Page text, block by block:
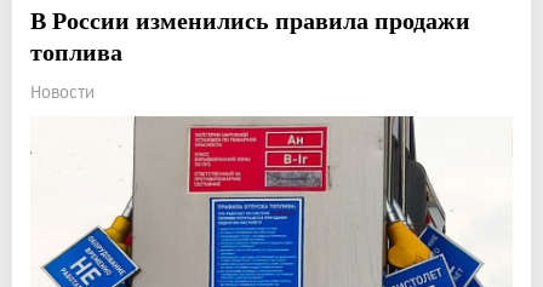
В России изменились правила продажи
топлива
Новости